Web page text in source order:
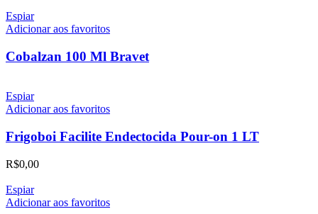
Espiar
Adicionar aos favoritos
Cobalzan 100 Ml Bravet
Espiar
Adicionar aos favoritos
Frigoboi Facilite Endectocida Pour-on 1 LT
R$0,00
Espiar
Adicionar aos favoritos